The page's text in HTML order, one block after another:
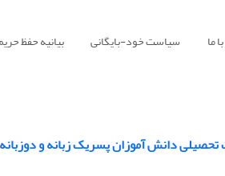
ما سیاست خود-بایگانی بیانیه حفظ
دانش آموزان پسریک زبانه و دوزبانه